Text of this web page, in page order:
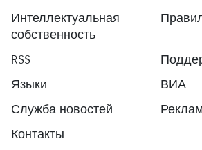
Интеллектуальная
собственность
RSS
Языки
ВИА
Служба новостей
Контакты